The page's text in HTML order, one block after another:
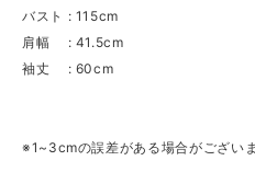
バスト : 115cm
肩幅 : 41.5cm
袖丈 : 60cm
※1~3cmの誤差がある場合がございま